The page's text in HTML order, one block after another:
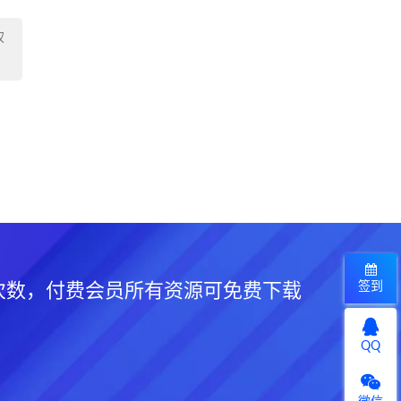
，付费会员所有资源可免费下载 签到
QQ